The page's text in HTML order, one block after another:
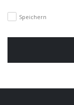
Speichern